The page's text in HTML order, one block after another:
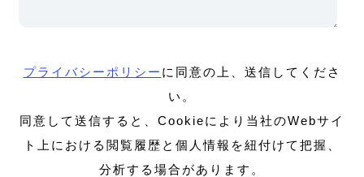
プライバシーポリシー に同意の上、送信してくださ
い。
同意して送信すると、Cookieにより当社のWebサイ
ト上における閲覧履歴と個人情報を紐付けて把握、
分析する場合があります。